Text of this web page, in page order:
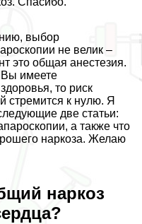
выбор
не велик –
это общая анестезия.
Вы имеете
то риск
стремится к нулю. Я
две статьи:
а также что
наркоза. Желаю
наркоз